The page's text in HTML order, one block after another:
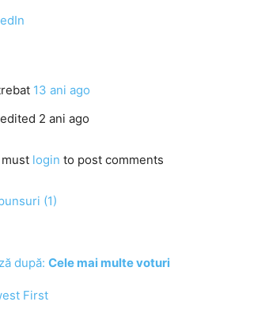
13 ani ago
2 ani ago
login to post comments
(1)
după: Cele mai multe voturi
First